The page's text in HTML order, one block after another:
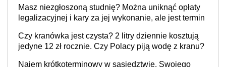
Masz niezgłoszoną studnię? Można uniknąć opłaty
legalizacyjnej i kary za jej wykonanie, ale jest termin
Czy kranówka jest czysta? 2 litry dziennie kosztują
jedyne 12 zł rocznie. Czy Polacy piją wodę z kranu?
Najem krótkoterminowy w sąsiedztwie. Swojego